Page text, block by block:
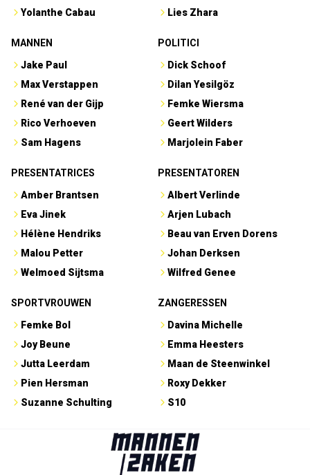
Yolanthe Cabau
Lies Zhara
MANNEN
Jake Paul
Max Verstappen
René van der Gijp
Rico Verhoeven
Sam Hagens
POLITICI
Dick Schoof
Dilan Yesilgöz
Femke Wiersma
Geert Wilders
Marjolein Faber
PRESENTATRICES
Amber Brantsen
Eva Jinek
Hélène Hendriks
Malou Petter
Welmoed Sijtsma
PRESENTATOREN
Albert Verlinde
Arjen Lubach
Beau van Erven Dorens
Johan Derksen
Wilfred Genee
SPORTVROUWEN
Femke Bol
Joy Beune
Jutta Leerdam
Pien Hersman
Suzanne Schulting
ZANGERESSEN
Davina Michelle
Emma Heesters
Maan de Steenwinkel
Roxy Dekker
S10